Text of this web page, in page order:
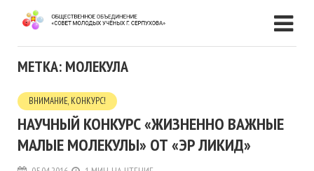
МЕТКА: МОЛЕКУЛА
ВНИМАНИЕ, КОНКУРС!
НАУЧНЫЙ КОНКУРС «ЖИЗНЕННО ВАЖНЫЕ
МАЛЫЕ МОЛЕКУЛЫ» ОТ «ЭР ЛИКИД»